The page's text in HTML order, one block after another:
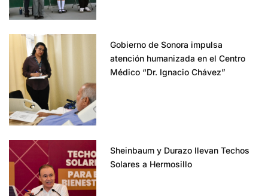
Gobierno de Sonora impulsa
atención humanizada en el Centro
Médico “Dr. Ignacio Chávez”
Sheinbaum y Durazo llevan Techos
Solares a Hermosillo